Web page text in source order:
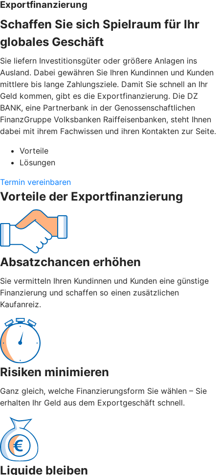
Exportfinanzierung
Schaffen Sie sich Spielraum für Ihr
globales Geschäft
Sie liefern Investitionsgüter oder größere Anlagen ins
Ausland. Dabei gewähren Sie Ihren Kundinnen und Kunden
mittlere bis lange Zahlungsziele. Damit Sie schnell an Ihr
Geld kommen, gibt es die Exportfinanzierung. Die DZ
BANK, eine Partnerbank in der Genossenschaftlichen
FinanzGruppe Volksbanken Raiffeisenbanken, steht Ihnen
dabei mit ihrem Fachwissen und ihren Kontakten zur Seite.
Vorteile
Lösungen
Termin vereinbaren
Vorteile der Exportfinanzierung
Absatzchancen erhöhen
Sie vermitteln Ihren Kundinnen und Kunden eine günstige
Finanzierung und schaffen so einen zusätzlichen
Kaufanreiz.
Risiken minimieren
Ganz gleich, welche Finanzierungsform Sie wählen – Sie
erhalten Ihr Geld aus dem Exportgeschäft schnell.
Liquide bleiben